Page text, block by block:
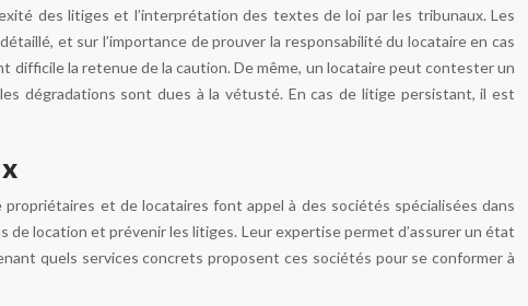
des litiges et l’interprétation des textes de loi par les tribunaux. Les
et sur l’importance de prouver la responsabilité du locataire en cas
la retenue de la caution. De même, un locataire peut contester un
dégradations sont dues à la vétusté. En cas de litige persistant, il est
et de locataires font appel à des sociétés spécialisées dans
location et prévenir les litiges. Leur expertise permet d’assurer un état
quels services concrets proposent ces sociétés pour se conformer à